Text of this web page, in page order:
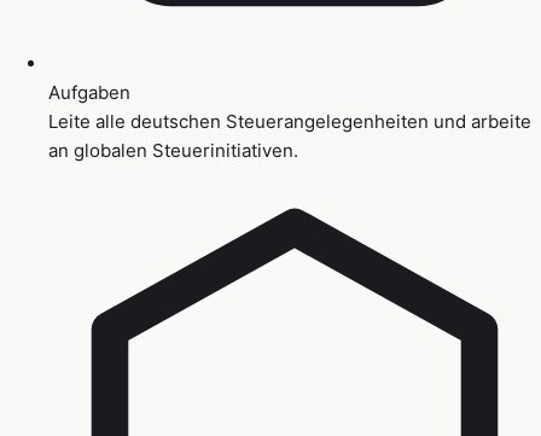
Aufgaben
Leite alle deutschen Steuerangelegenheiten und arbeite
an globalen Steuerinitiativen.